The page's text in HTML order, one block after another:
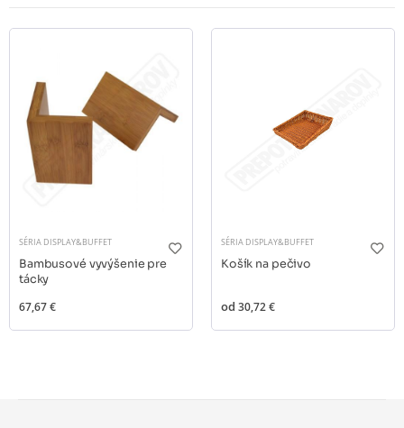
SÉRIA DISPLAY&BUFFET
Bambusové vyvýšenie pre
tácky
67,67 €
SÉRIA DISPLAY&BUFFET
Košík na pečivo
od 30,72 €